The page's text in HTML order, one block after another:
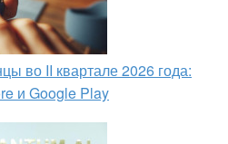
во II квартале 2026 года:
и Google Play